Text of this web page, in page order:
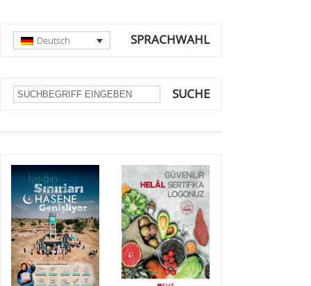
SPRACHWAHL
Deutsch
SUCHE